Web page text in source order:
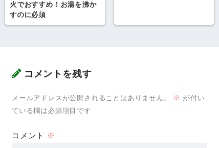
火でおすすめ！お湯を沸か
すのに必須
コメントを残す
メールアドレスが公開されることはありません。 ※ が付い
ている欄は必須項目です
コメント ※